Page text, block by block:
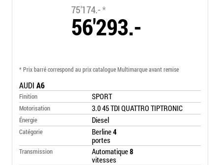
75'174.-*
56'293.-
* Prix barré correspond au prix catalogue Multimarque avant remise
AUDI A6
Finition SPORT
Motorisation 3.0 45 TDI QUATTRO TIPTRONIC
Énergie Diesel
Catégorie Berline4
portes
Transmission Automatique8
vitesses